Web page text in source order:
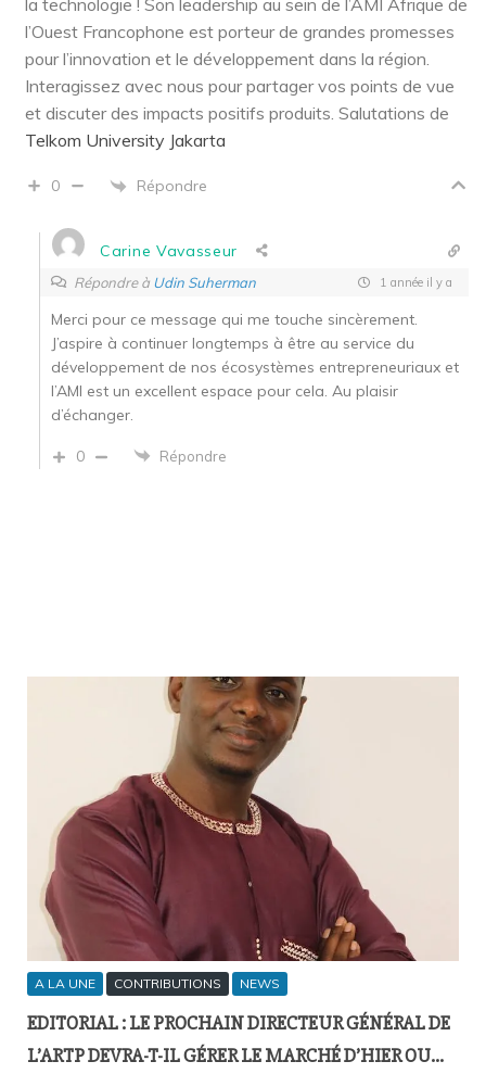
la technologie ! Son leadership au sein de l’AMI Afrique de
l’Ouest Francophone est porteur de grandes promesses
pour l’innovation et le développement dans la région.
Interagissez avec nous pour partager vos points de vue
et discuter des impacts positifs produits. Salutations de
Telkom University Jakarta
0 Répondre
Carine Vavasseur
Répondre à Udin Suherman 1 année il y a
Merci pour ce message qui me touche sincèrement.
J’aspire à continuer longtemps à être au service du
développement de nos écosystèmes entrepreneuriaux et
l’AMI est un excellent espace pour cela. Au plaisir
d’échanger.
0 Répondre
A LA UNE CONTRIBUTIONS NEWS
EDITORIAL : LE PROCHAIN DIRECTEUR GÉNÉRAL DE
L’ARTP DEVRA-T-IL GÉRER LE MARCHÉ D’HIER OU